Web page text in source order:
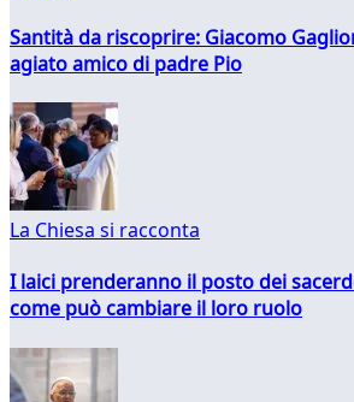
Santità da riscoprire: Giacomo
agiato amico di padre Pio
La Chiesa si racconta
I laici prenderanno il posto dei
come può cambiare il loro ruolo